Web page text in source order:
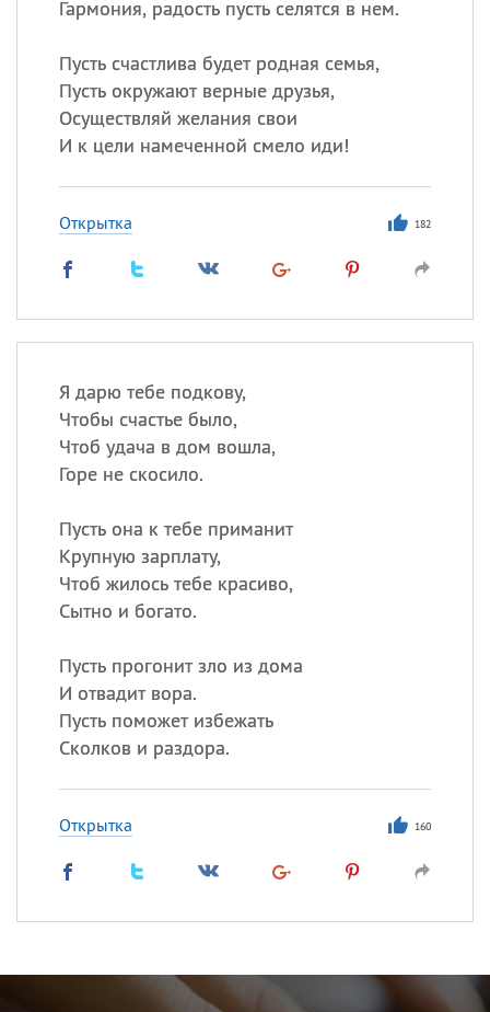
Гармония, радость пусть селятся в нем.
Пусть счастлива будет родная семья,
Пусть окружают верные друзья,
Осуществляй желания свои
И к цели намеченной смело иди!
Открытка 182
Я дарю тебе подкову,
Чтобы счастье было,
Чтоб удача в дом вошла,
Горе не скосило.
Пусть она к тебе приманит
Крупную зарплату,
Чтоб жилось тебе красиво,
Сытно и богато.
Пусть прогонит зло из дома
И отвадит вора.
Пусть поможет избежать
Сколков и раздора.
Открытка 160